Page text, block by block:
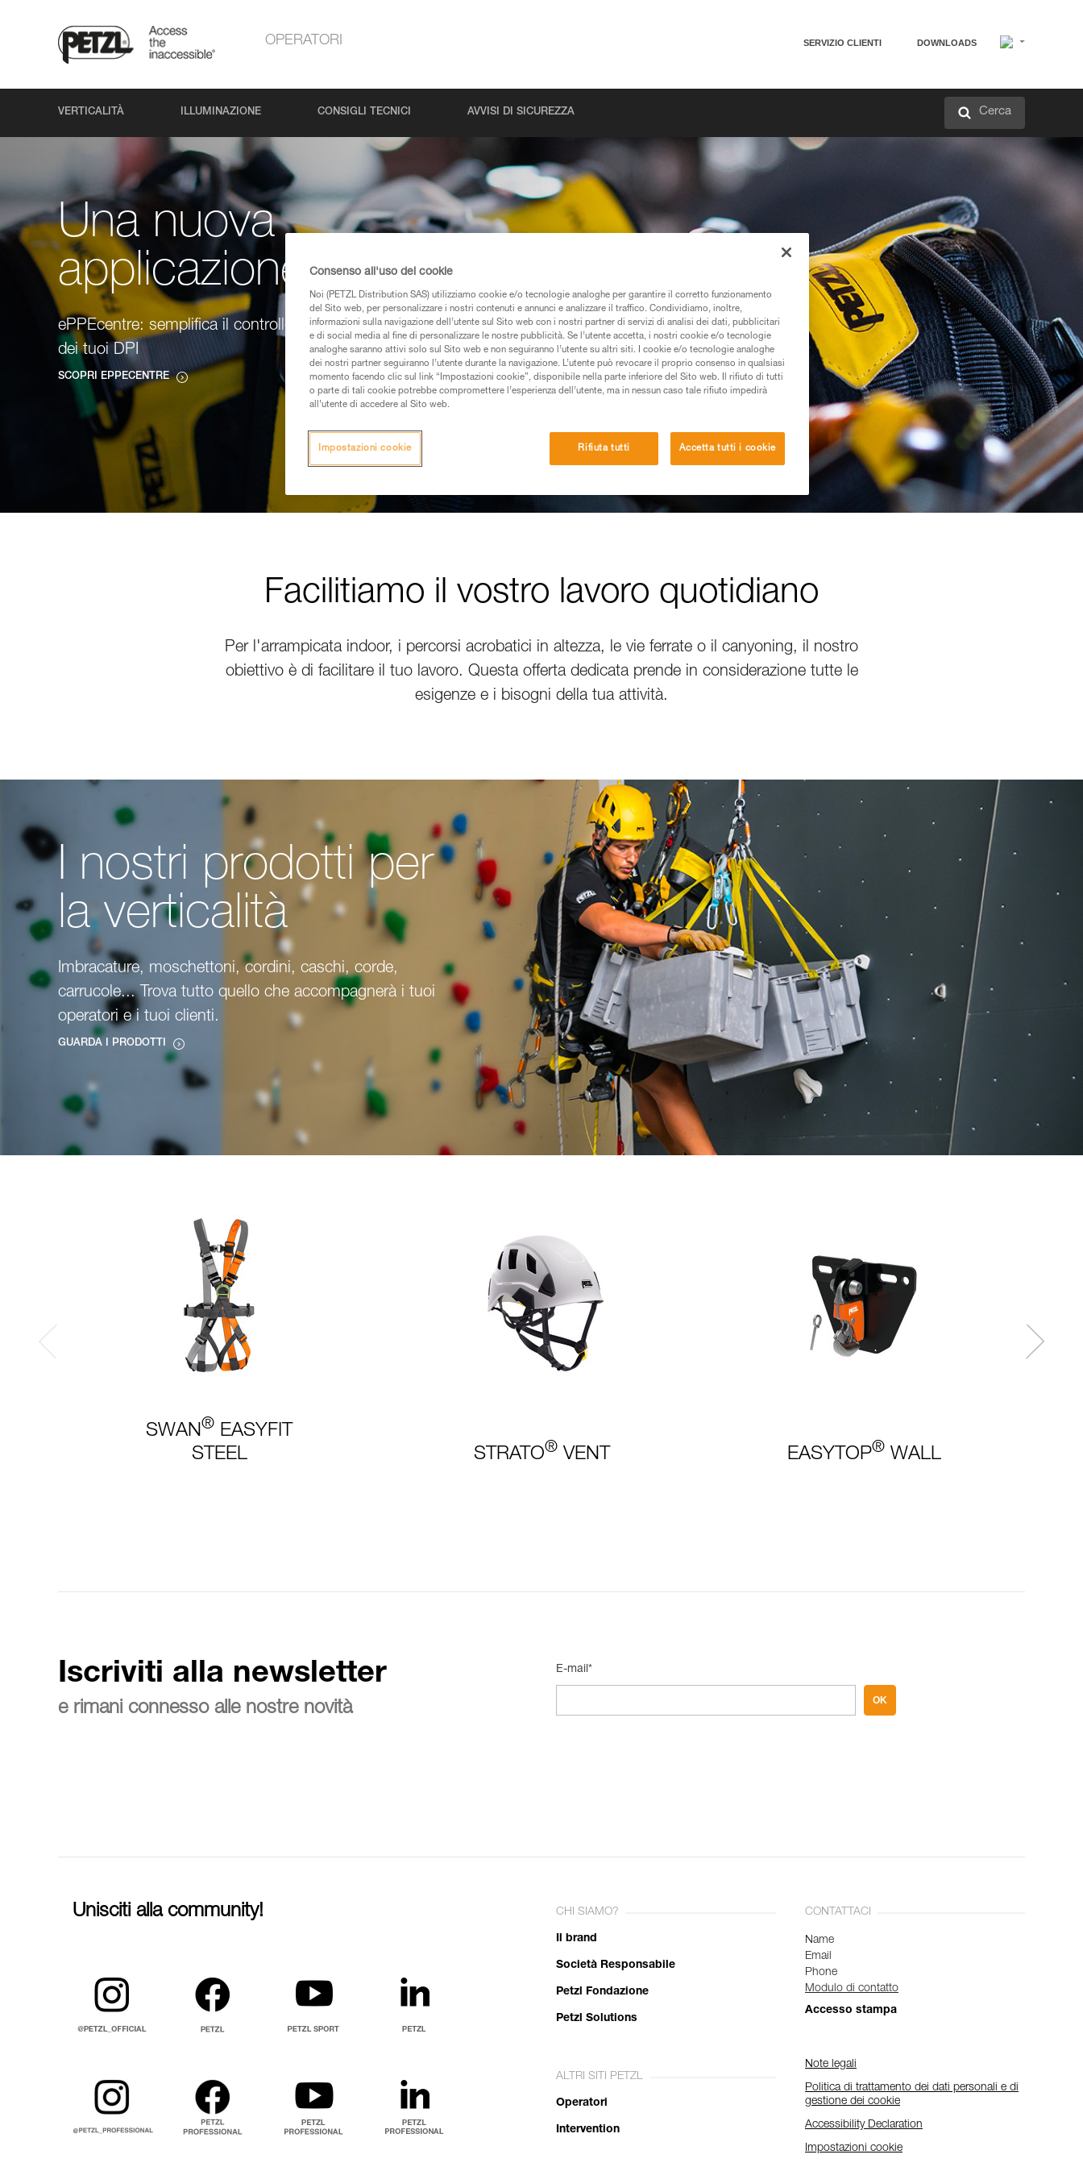
OPERATORI SERVIZIO CLIENTI DOWNLOADS
VERTICALITÀ ILLUMINAZIONE CONSIGLI TECNICI AVVISI DI SICUREZZA Cerca
Una nuova
applicazione Petzl
ePPEcentre: semplifica il controllo e la manutenzione
dei tuoi DPI
SCOPRI EPPECENTRE
Facilitiamo il vostro lavoro quotidiano
Per l'arrampicata indoor, i percorsi acrobatici in altezza, le vie ferrate o il canyoning, il nostro
obiettivo è di facilitare il tuo lavoro. Questa offerta dedicata prende in considerazione tutte le
esigenze e i bisogni della tua attività.
I nostri prodotti per
la verticalità
Imbracature, moschettoni, cordini, caschi, corde,
carrucole... Trova tutto quello che accompagnerà i tuoi
operatori e i tuoi clienti.
GUARDA I PRODOTTI
SWAN® EASYFIT
STEEL
STRATO® VENT EASYTOP® WALL
Iscriviti alla newsletter
e rimani connesso alle nostre novità
E-mail*
OK
Unisciti alla community! CHI SIAMO?
Il brand
Società Responsabile
Petzl Fondazione
Petzl Solutions
ALTRI SITI PETZL
Operatori
Intervention
CONTATTACI
Name
Email
Phone
Modulo di contatto
Accesso stampa
Note legali
Politica di trattamento dei dati personali e di
gestione dei cookie
Accessibility Declaration
Impostazioni cookie
Consenso all'uso dei cookie
Noi (PETZL Distribution SAS) utilizziamo cookie e/o tecnologie analoghe per garantire il corretto funzionamento
del Sito web, per personalizzare i nostri contenuti e annunci e analizzare il traffico. Condividiamo, inoltre,
informazioni sulla navigazione dell’utente sul Sito web con i nostri partner di servizi di analisi dei dati, pubblicitari
e di social media al fine di personalizzare le nostre pubblicità. Se l’utente accetta, i nostri cookie e/o tecnologie
analoghe saranno attivi solo sul Sito web e non seguiranno l’utente su altri siti. I cookie e/o tecnologie analoghe
dei nostri partner seguiranno l’utente durante la navigazione. L’utente può revocare il proprio consenso in qualsiasi
momento facendo clic sul link “Impostazioni cookie”, disponibile nella parte inferiore del Sito web. Il rifiuto di tutti
o parte di tali cookie potrebbe compromettere l’esperienza dell’utente, ma in nessun caso tale rifiuto impedirà
all’utente di accedere al Sito web.
Rifiuta tutti Accetta tutti i cookie
Impostazioni cookie